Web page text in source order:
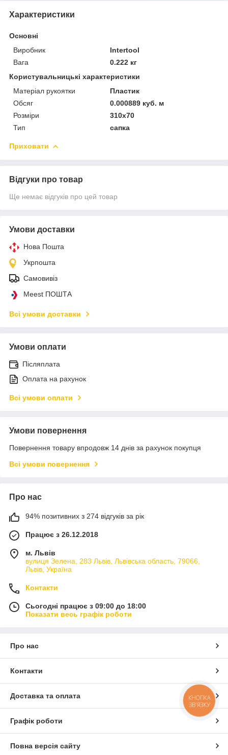
Характеристики
Основні
Виробник
Intertool
Вага
0.222 кг
Користувальницькі характеристики
Матеріал рукоятки
Пластик
Обсяг
0.000889 куб. м
Розміри
310x70
Тип
сапка
Приховати
Відгуки про товар
Ще немає відгуків про цей товар
Умови доставки
Нова Пошта
Укрпошта
Самовивіз
Meest ПОШТА
Всі умови доставки
Умови оплати
Післяплата
Оплата на рахунок
Всі умови оплати
Умови повернення
Повернення товару впродовж 14 днів за рахунок покупця
Всі умови повернення
Про нас
94% позитивних з 274 відгуків за рік
Працює з 26.12.2018
м. Львів
вулиця Зелена, 283 Львів, Львівська область, 79066,
Львів, Україна
Контакти
Сьогодні працює з 09:00 до 18:00
Показати весь графік роботи
Про нас
Контакти
Доставка та оплата
Графік роботи
Повна версія сайту
КНОПКА
ЗВ'ЯЗКУ